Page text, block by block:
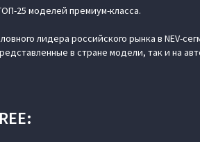
25 моделей премиум-класса.
лидера российского рынка в NEV-
в стране модели, так и на